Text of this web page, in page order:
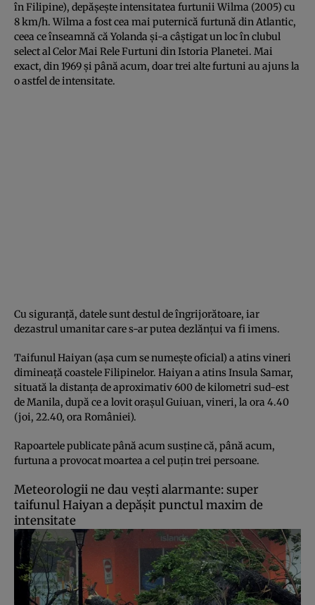
în Filipine), depăşeşte intensitatea furtunii Wilma (2005) cu
8 km/h. Wilma a fost cea mai puternică furtună din Atlantic,
ceea ce înseamnă că Yolanda şi-a câştigat un loc în clubul
select al Celor Mai Rele Furtuni din Istoria Planetei. Mai
exact, din 1969 şi până acum, doar trei alte furtuni au ajuns la
o astfel de intensitate.
Cu siguranţă, datele sunt destul de îngrijorătoare, iar
dezastrul umanitar care s-ar putea dezlănţui va fi imens.
Taifunul Haiyan (aşa cum se numeşte oficial) a atins vineri
dimineaţă coastele Filipinelor. Haiyan a atins Insula Samar,
situată la distanţa de aproximativ 600 de kilometri sud-est
de Manila, după ce a lovit oraşul Guiuan, vineri, la ora 4.40
(joi, 22.40, ora României).
Rapoartele publicate până acum susţine că, până acum,
furtuna a provocat moartea a cel puţin trei persoane.
Meteorologii ne dau veşti alarmante: super
taifunul Haiyan a depăşit punctul maxim de
intensitate